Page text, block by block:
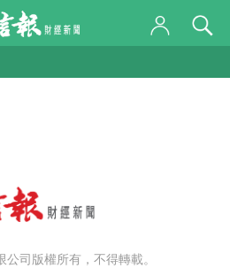
司版權所有，不得轉載。